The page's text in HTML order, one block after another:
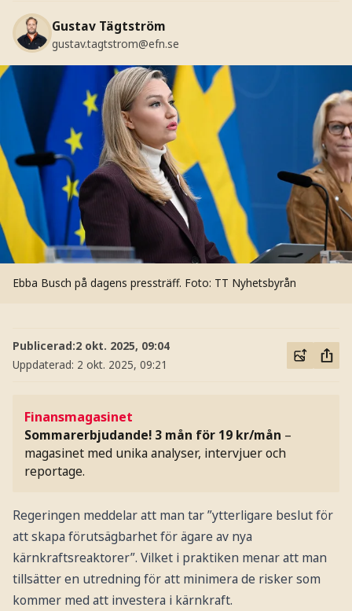
Gustav Tägtström
gustav.tagtstrom@efn.se
Ebba Busch på dagens pressträff. Foto: TT Nyhetsbyrån
Publicerad:2 okt. 2025, 09:04
Uppdaterad: 2 okt. 2025, 09:21
Finansmagasinet
Sommarerbjudande! 3 mån för 19 kr/mån –
magasinet med unika analyser, intervjuer och
reportage.
Regeringen meddelar att man tar ”ytterligare beslut för
att skapa förutsägbarhet för ägare av nya
kärnkraftsreaktorer”. Vilket i praktiken menar att man
tillsätter en utredning för att minimera de risker som
kommer med att investera i kärnkraft.